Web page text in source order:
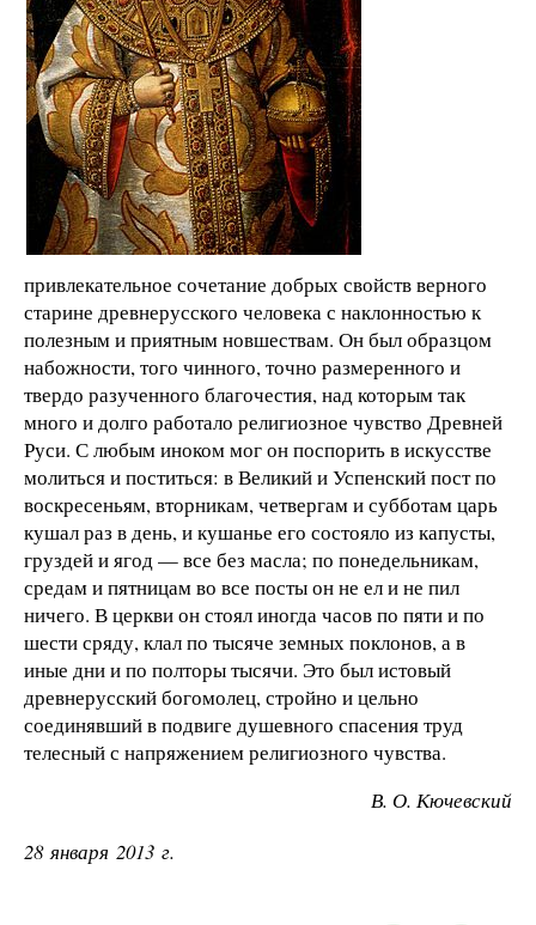
привлекательное сочетание добрых свойств верного
старине древнерусского человека с наклонностью к
полезным и приятным новшествам. Он был образцом
набожности, того чинного, точно размеренного и
твердо разученного благочестия, над которым так
много и долго работало религиозное чувство Древней
Руси. С любым иноком мог он поспорить в искусстве
молиться и поститься: в Великий и Успенский пост по
воскресеньям, вторникам, четвергам и субботам царь
кушал раз в день, и кушанье его состояло из капусты,
груздей и ягод — все без масла; по понедельникам,
средам и пятницам во все посты он не ел и не пил
ничего. В церкви он стоял иногда часов по пяти и по
шести сряду, клал по тысяче земных поклонов, а в
иные дни и по полторы тысячи. Это был истовый
древнерусский богомолец, стройно и цельно
соединявший в подвиге душевного спасения труд
телесный с напряжением религиозного чувства.
В. О. Кючевский
28 января 2013 г.